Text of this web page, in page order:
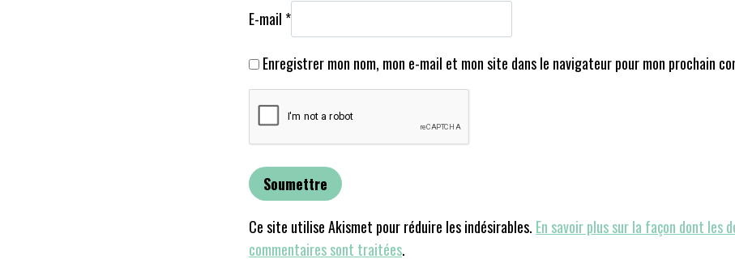
E-mail *
Enregistrer mon nom, mon e-mail et mon site dans le navigateur pour mon prochain
Ce site utilise Akismet pour réduire les indésirables. En savoir plus sur la façon dont les
commentaires sont traitées.